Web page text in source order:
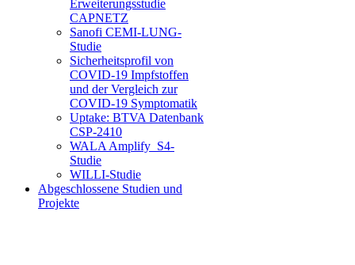
Erweiterungsstudie
CAPNETZ
Sanofi CEMI-LUNG-
Studie
Sicherheitsprofil von
COVID-19 Impfstoffen
und der Vergleich zur
COVID-19 Symptomatik
Uptake: BTVA Datenbank
CSP-2410
WALA Amplify_S4-
Studie
WILLI-Studie
Abgeschlossene Studien und
Projekte